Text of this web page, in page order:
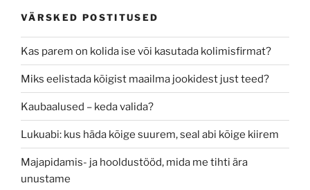
VÄRSKED POSTITUSED
Kas parem on kolida ise või kasutada kolimisfirmat?
Miks eelistada kõigist maailma jookidest just teed?
Kaubaalused – keda valida?
Lukuabi: kus häda kõige suurem, seal abi kõige kiirem
Majapidamis- ja hooldustööd, mida me tihti ära
unustame